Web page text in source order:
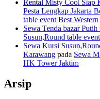
Rental Misty Cool Siap
Pesta Lengkap Jakarta
table event Best
Sewa Tenda bazar
Susun,Round table
Sewa Kursi
Karawang pada Sewa
HK Tower Jaktim
Arsip